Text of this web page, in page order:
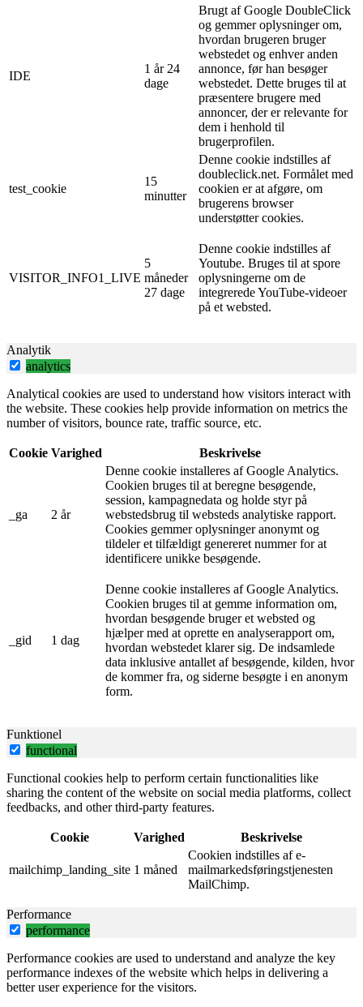
IDE
1 år 24
dage
Brugt af Google DoubleClick
og gemmer oplysninger om,
hvordan brugeren bruger
webstedet og enhver anden
annonce, før han besøger
webstedet. Dette bruges til at
præsentere brugere med
annoncer, der er relevante for
dem i henhold til
brugerprofilen.
test_cookie
15
minutter
Denne cookie indstilles af
doubleclick.net. Formålet med
cookien er at afgøre, om
brugerens browser
understøtter cookies.
VISITOR_INFO1_LIVE
5
måneder
27 dage
Denne cookie indstilles af
Youtube. Bruges til at spore
oplysningerne om de
integrerede YouTube-videoer
på et websted.
Analytik
analytics
Analytical cookies are used to understand how visitors interact with
the website. These cookies help provide information on metrics the
number of visitors, bounce rate, traffic source, etc.
Cookie Varighed Beskrivelse
_ga 2 år
Denne cookie installeres af Google Analytics.
Cookien bruges til at beregne besøgende,
session, kampagnedata og holde styr på
webstedsbrug til websteds analytiske rapport.
Cookies gemmer oplysninger anonymt og
tildeler et tilfældigt genereret nummer for at
identificere unikke besøgende.
_gid 1 dag
Denne cookie installeres af Google Analytics.
Cookien bruges til at gemme information om,
hvordan besøgende bruger et websted og
hjælper med at oprette en analyserapport om,
hvordan webstedet klarer sig. De indsamlede
data inklusive antallet af besøgende, kilden, hvor
de kommer fra, og siderne besøgte i en anonym
form.
Funktionel
functional
Functional cookies help to perform certain functionalities like
sharing the content of the website on social media platforms, collect
feedbacks, and other third-party features.
Cookie Varighed Beskrivelse
mailchimp_landing_site 1 måned
Cookien indstilles af e-
mailmarkedsføringstjenesten
MailChimp.
Performance
performance
Performance cookies are used to understand and analyze the key
performance indexes of the website which helps in delivering a
better user experience for the visitors.